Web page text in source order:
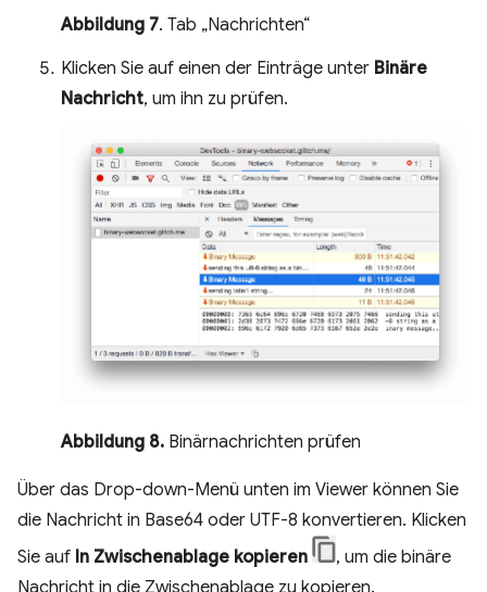
Abbildung 7. Tab „Nachrichten“
Klicken Sie auf einen der Einträge unter Binäre
Nachricht, um ihn zu prüfen.
Abbildung 8. Binärnachrichten prüfen
Über das Drop-down-Menü unten im Viewer können Sie
die Nachricht in Base64 oder UTF-8 konvertieren. Klicken
Sie auf In Zwischenablage kopieren
, um die binäre